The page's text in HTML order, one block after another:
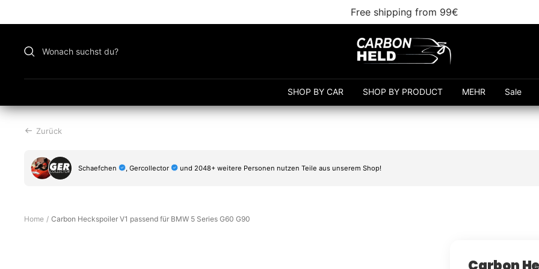
Free shipping from 99€
Carbonheld
SHOP BY CAR SHOP BY PRODUCT MEHR Sale
Zurück
Schaefchen , Gercollector und 2048+ weitere Personen nutzen Teile aus unserem Shop!
Home Carbon Heckspoiler V1 passend für BMW 5 Series G60 G90